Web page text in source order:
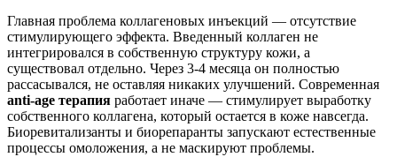
Главная проблема коллагеновых инъекций — отсутствие
стимулирующего эффекта. Введенный коллаген не
интегрировался в собственную структуру кожи, а
существовал отдельно. Через 3-4 месяца он полностью
рассасывался, не оставляя никаких улучшений. Современная
anti-age терапия работает иначе — стимулирует выработку
собственного коллагена, который остается в коже навсегда.
Биоревитализанты и биорепаранты запускают естественные
процессы омоложения, а не маскируют проблемы.